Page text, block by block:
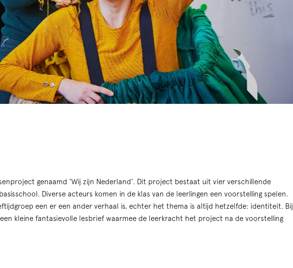
genaamd 'Wij zijn Nederland'. Dit project bestaat uit vier verschillende
Diverse acteurs komen in de klas van de leerlingen een voorstelling spelen.
een er een ander verhaal is, echter het thema is altijd hetzelfde: identiteit. Bij
kleine fantasievolle lesbrief waarmee de leerkracht het project na de voorstelling